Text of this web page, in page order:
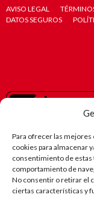
Para ofrecer las
cookies para almacenar
consentimiento de
comportamiento de
No consentir o retirar el
ciertas características y
AVISO LEGAL
DATOS SEGUROS